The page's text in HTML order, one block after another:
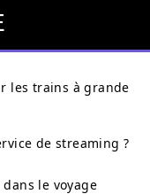
les trains à grande
de streaming ?
le voyage